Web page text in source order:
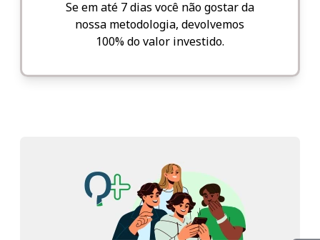
Se em até 7 dias você não gostar da
nossa metodologia, devolvemos
100% do valor investido.